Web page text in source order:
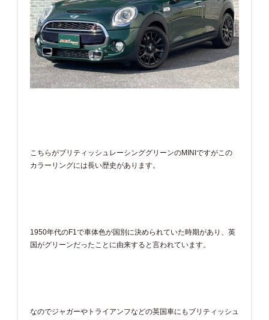
こちらがブリティッシュレーシンググリーンのMINIですがこの
カラーリングには長い歴史があります。
1950年代のF1で車体色が国別に決められていた時期があり、英
国がグリーンだったことに由来すると言われています。
なのでジャガーやトライアンフなどの英国車にもブリティッシュ